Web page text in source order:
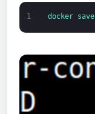
1 docker save